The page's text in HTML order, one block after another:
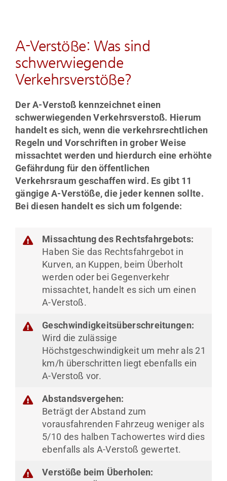
A-Verstöße: Was sind
schwerwiegende
Verkehrsverstöße?
Der A-Verstoß kennzeichnet einen
schwerwiegenden Verkehrsverstoß. Hierum
handelt es sich, wenn die verkehrsrechtlichen
Regeln und Vorschriften in grober Weise
missachtet werden und hierdurch eine erhöhte
Gefährdung für den öffentlichen
Verkehrsraum geschaffen wird. Es gibt 11
gängige A-Verstöße, die jeder kennen sollte.
Bei diesen handelt es sich um folgende:
Missachtung des Rechtsfahrgebots:
Haben Sie das Rechtsfahrgebot in
Kurven, an Kuppen, beim Überholt
werden oder bei Gegenverkehr
missachtet, handelt es sich um einen
A-Verstoß.
Geschwindigkeitsüberschreitungen:
Wird die zulässige
Höchstgeschwindigkeit um mehr als 21
km/h überschritten liegt ebenfalls ein
A-Verstoß vor.
Abstandsvergehen:
Beträgt der Abstand zum
vorausfahrenden Fahrzeug weniger als
5/10 des halben Tachowertes wird dies
ebenfalls als A-Verstoß gewertet.
Verstöße beim Überholen: